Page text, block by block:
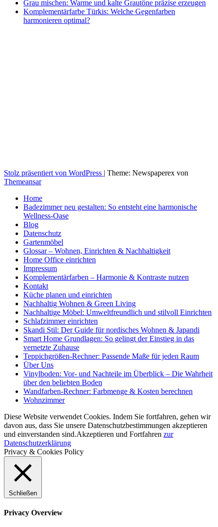
Grau mischen: Warme und kalte Grautöne präzise erzeugen
Komplementärfarbe Türkis: Welche Gegenfarben
harmonieren optimal?
Stolz präsentiert von WordPress | Theme: Newspaperex von
Themeansar
Home
Badezimmer neu gestalten: So entsteht eine harmonische
Wellness-Oase
Blog
Datenschutz
Gartenmöbel
Glossar – Wohnen, Einrichten & Nachhaltigkeit
Home Office einrichten
Impressum
Komplementärfarben – Harmonie & Kontraste nutzen
Kontakt
Küche planen und einrichten
Nachhaltig Wohnen & Green Living
Nachhaltige Möbel: Umweltfreundlich und stilvoll Einrichten
Schlafzimmer einrichten
Skandi Stil: Der Guide für nordisches Wohnen & Japandi
Smart Home Grundlagen: So gelingt der Einstieg in das
vernetzte Zuhause
Teppichgrößen-Rechner: Passende Maße für jeden Raum
Über Uns
Vinylboden: Vor- und Nachteile im Überblick – Die Wahrheit
über den beliebten Boden
Wandfarben-Rechner: Farbmenge & Kosten berechnen
Wohnzimmer
Diese Website verwendet Cookies. Indem Sie fortfahren, gehen wir
davon aus, dass Sie unsere Datenschutzbestimmungen akzeptieren
und einverstanden sind.Akzeptieren und Fortfahren zur
Datenschutzerklärung
Privacy & Cookies Policy
Schließen
Privacy Overview